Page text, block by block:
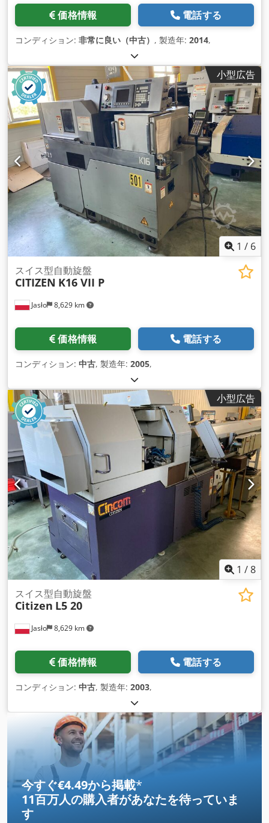
価格情報 電話する
コンディション: 非常に良い（中古） , 製造年: 2014,
小型広告
1 / 6
Jasło 8,629 km
スイス型自動旋盤
CITIZEN K16 VII P
価格情報 電話する
コンディション: 中古, 製造年: 2005,
小型広告
1 /8
Jasło 8,629 km
スイス型自動旋盤
Citizen L5 20
価格情報 電話する
コンディション: 中古, 製造年: 2003,
今すぐ€4.49から掲載*
11百万人の購入者があなたを待っていま
す